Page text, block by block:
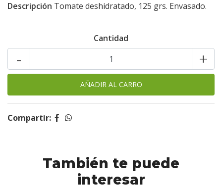
Descripción Tomate deshidratado, 125 grs. Envasado.
Cantidad
+
-
Compartir:
También te puede
interesar